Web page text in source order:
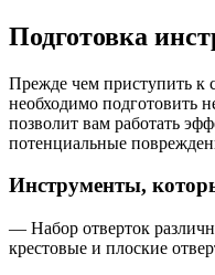
Подготовка
Прежде чем приступить к
необходимо подготовить
позволит вам работать
потенциальные
Инструменты,
— Набор отверток
крестовые и плоские